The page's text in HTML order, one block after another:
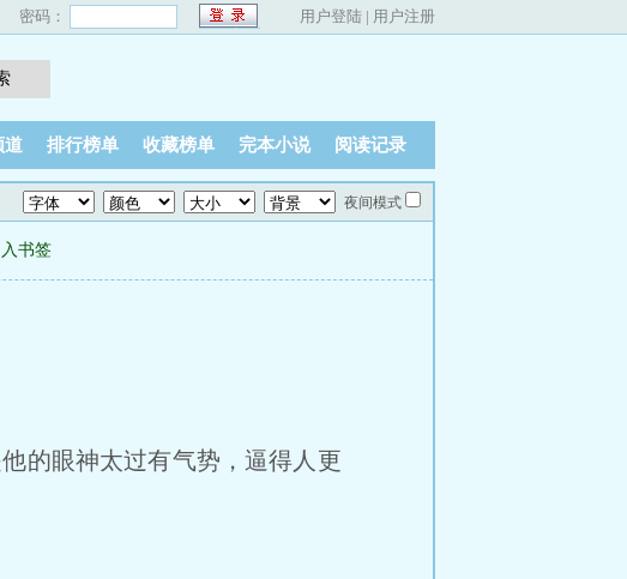
密码： 用户登陆 | 用户注册
道 排行榜单 收藏榜单 完本小说 阅读记录
夜间模式
书签
的眼神太过有气势，逼得人更